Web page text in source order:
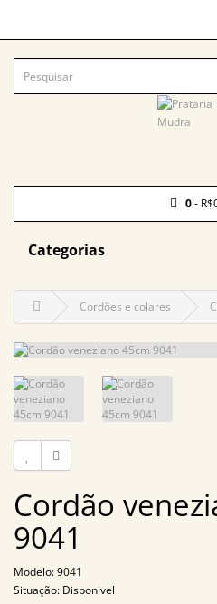
0-
Categorias
Cordões e colares
Cordão
9041
Modelo: 9041
Situação: Disponivel